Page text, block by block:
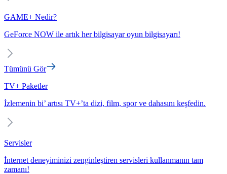
GAME+ Nedir?
GeForce NOW ile artık her bilgisayar oyun bilgisayarı!
Tümünü Gör
TV+ Paketler
İzlemenin bi’ artısı TV+’ta dizi, film, spor ve dahasını keşfedin.
Servisler
İnternet deneyiminizi zenginleştiren servisleri kullanmanın tam
zamanı!